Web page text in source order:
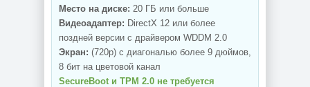
Место на диске: 20 ГБ или больше
Видеоадаптер: DirectX 12 или более
поздней версии с драйвером WDDM 2.0
Экран: (720p) с диагональю более 9 дюймов,
8 бит на цветовой канал
SecureBoot и TPM 2.0 не требуется